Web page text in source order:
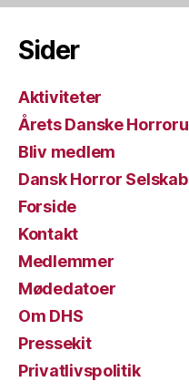
Sider
Aktiviteter
Årets Danske
Bliv medlem
Dansk Horror
Forside
Kontakt
Medlemmer
Mødedatoer
Om DHS
Pressekit
Privatlivspolitik